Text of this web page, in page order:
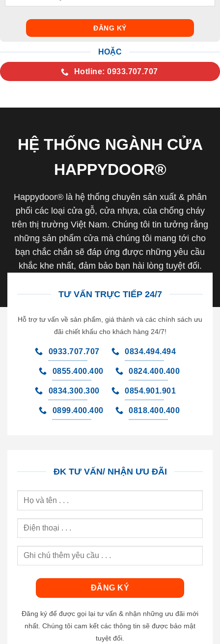
HOẶC
Hotline: 0933.707.707
HỆ THỐNG NGÀNH CỬA
HAPPYDOOR®
Happydoor® là hệ thống chuyên sản xuất & phân
phối các loại cửa gỗ, cửa nhựa, của chống cháy
trên thị trường Việt Nam. Chúng tôi tin tưởng rằng
những sản phẩm cửa mà chúng tôi mang tới cho
bạn chắc chắn sẽ đáp ứng được những yêu cầu
khắc khe nhất, đảm bảo bạn hài lòng tuyệt đối.
TƯ VẤN TRỰC TIẾP 24/7
Hỗ trợ tư vấn về sản phẩm, giá thành và các chính sách ưu
đãi chiết khấu cho khách hàng 24/7!
0933.707.707 0834.494.494
0855.400.400 0824.400.400
0834.300.300 0854.901.901
0899.400.400 0818.400.400
ĐK TƯ VẤN/ NHẬN ƯU ĐÃI
Đăng ký để được gọi lại tư vấn & nhận những ưu đãi mới
nhất. Chúng tôi cam kết các thông tin sẽ được bảo mật
tuyệt đối.